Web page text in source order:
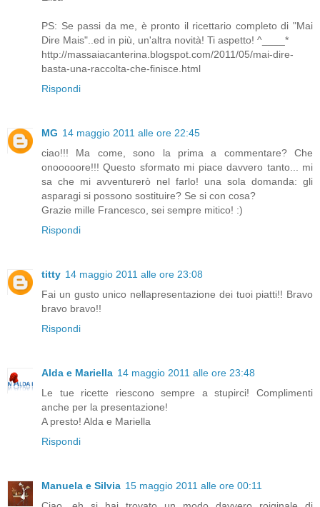
PS: Se passi da me, è pronto il ricettario completo di "Mai
Dire Mais"..ed in più, un'altra novità! Ti aspetto! ^____*
http://massaiacanterina.blogspot.com/2011/05/mai-dire-
basta-una-raccolta-che-finisce.html
Rispondi
MG 14 maggio 2011 alle ore 22:45
ciao!!! Ma come, sono la prima a commentare? Che
onooooore!!! Questo sformato mi piace davvero tanto... mi
sa che mi avventurerò nel farlo! una sola domanda: gli
asparagi si possono sostituire? Se si con cosa?
Grazie mille Francesco, sei sempre mitico! :)
Rispondi
titty 14 maggio 2011 alle ore 23:08
Fai un gusto unico nellapresentazione dei tuoi piatti!! Bravo
bravo bravo!!
Rispondi
Alda e Mariella 14 maggio 2011 alle ore 23:48
Le tue ricette riescono sempre a stupirci! Complimenti
anche per la presentazione!
A presto! Alda e Mariella
Rispondi
Manuela e Silvia 15 maggio 2011 alle ore 00:11